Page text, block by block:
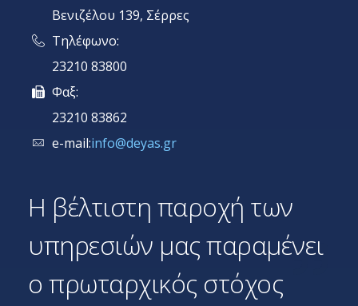
Βενιζέλου 139, Σέρρες
Τηλέφωνο:
23210 83800
Φαξ:
23210 83862
e-mail:info@deyas.gr
Η βέλτιστη παροχή των
υπηρεσιών μας παραμένει
ο πρωταρχικός στόχος